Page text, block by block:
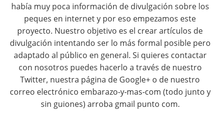
había muy poca información de divulgación sobre los
peques en internet y por eso empezamos este
proyecto. Nuestro objetivo es el crear artículos de
divulgación intentando ser lo más formal posible pero
adaptado al público en general. Si quieres contactar
con nosotros puedes hacerlo a través de nuestro
Twitter, nuestra página de Google+ o de nuestro
correo electrónico embarazo-y-mas-com (todo junto y
sin guiones) arroba gmail punto com.